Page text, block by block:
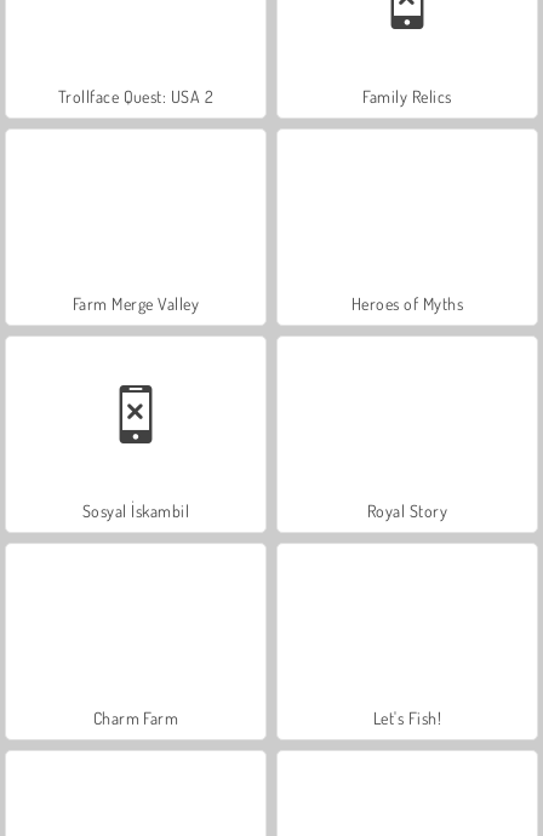
Trollface Quest: USA 2 Family Relics
Farm Merge Valley Heroes of Myths
Sosyal İskambil Royal Story
Charm Farm Let's Fish!